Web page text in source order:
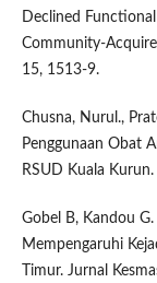
Declined
Community-
15, 1513-9.
Chusna, Nurul.,
Penggunaan Obat
RSUD Kuala Kurun.
Gobel B, Kandou
Mempengaruhi
Timur. Jurnal